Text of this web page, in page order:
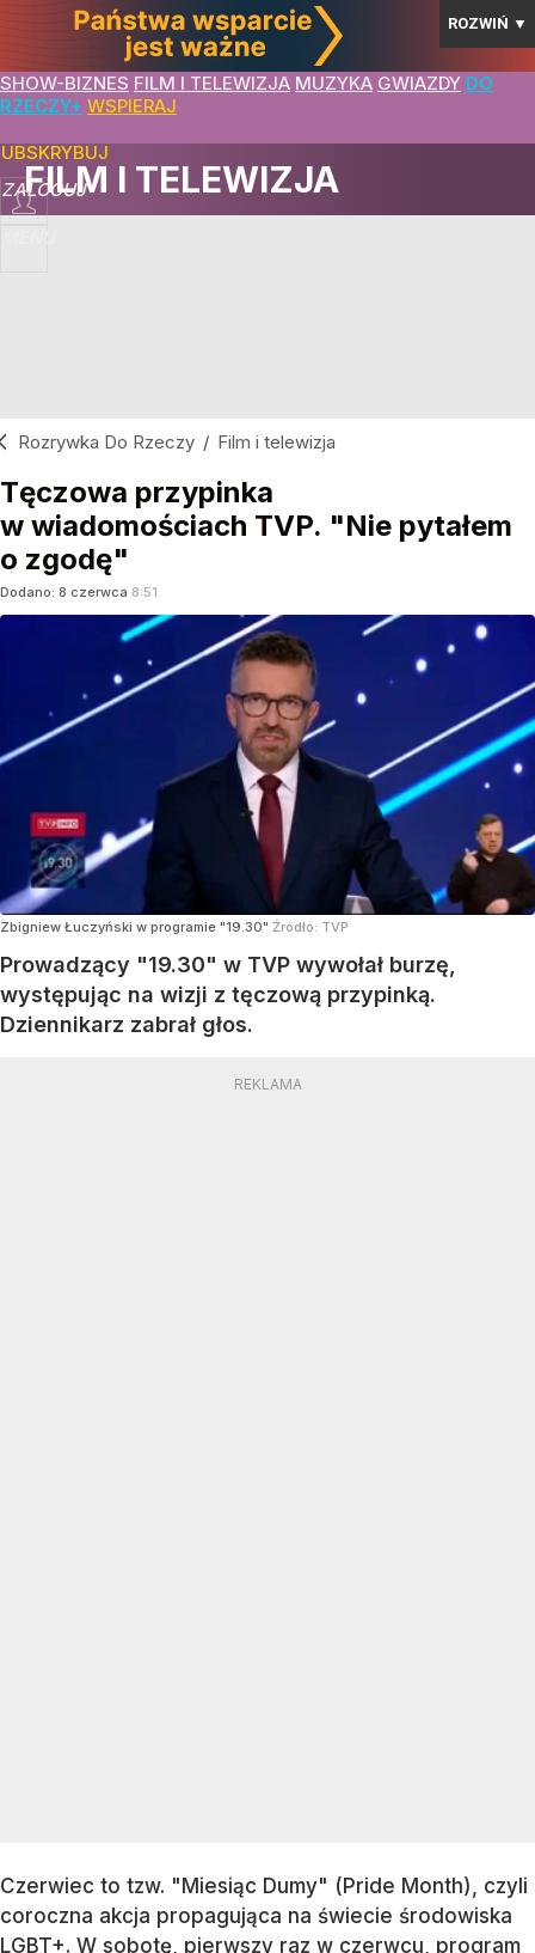
ROZWIŃ ▼
SHOW-BIZNES FILM I TELEWIZJA MUZYKA GWIAZDY DO
RZECZY+ WSPIERAJ
ZALOGUJ
FILM I TELEWIZJA
Rozrywka Do Rzeczy / Film i telewizja
Tęczowa przypinka
w wiadomościach TVP. "Nie pytałem
o zgodę"
Dodano: 8 czerwca 8:51
Zbigniew Łuczyński w programie "19.30" Źródło: TVP
Prowadzący "19.30" w TVP wywołał burzę,
występując na wizji z tęczową przypinką.
Dziennikarz zabrał głos.
Czerwiec to tzw. "Miesiąc Dumy" (Pride Month), czyli
coroczna akcja propagująca na świecie środowiska
LGBT+. W sobotę, pierwszy raz w czerwcu, program